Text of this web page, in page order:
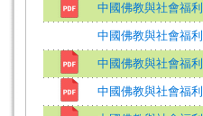
中國佛教與社會福
中國佛教與社會福
中國佛教與社會福
中國佛教與社會福